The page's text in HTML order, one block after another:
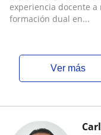
experiencia docente
formación dual en...
ver más